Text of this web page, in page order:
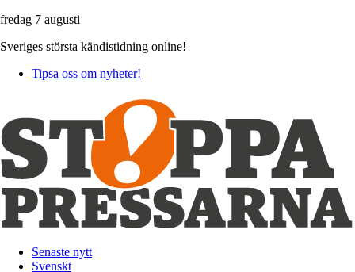
fredag 7 augusti
Sveriges största kändistidning online!
Tipsa oss om nyheter!
Senaste nytt
Svenskt